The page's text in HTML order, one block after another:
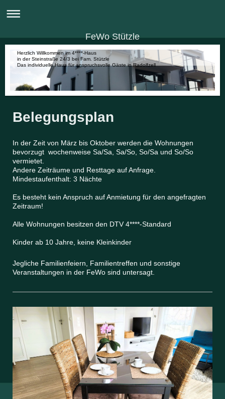
FeWo Stützle
Herzlich Willkommen im 4****-Haus
in der Steinstraße 24/3 bei Fam. Stützle
Das individuelle Haus für anspruchsvolle Gäste in Radolfzell
Belegungsplan
In der Zeit von März bis Oktober werden die Wohnungen
bevorzugt wochenweise Sa/Sa, Sa/So, So/Sa und So/So
vermietet.
Andere Zeiträume und Resttage auf Anfrage.
Mindestaufenthalt: 3 Nächte
Es besteht kein Anspruch auf Anmietung für den angefragten
Zeitraum!
Alle Wohnungen besitzen den DTV 4****-Standard
Kinder ab 10 Jahre, keine Kleinkinder
Jegliche Familienfeiern, Familientreffen und sonstige
Veranstaltungen in der FeWo sind untersagt.